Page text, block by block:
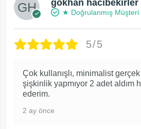
gökhan hacıbekirler
★ Doğrulanmış Müşteri
5/5
Çok kullanışlı, minimalist
şişkinlik yapmıyor 2 adet aldım
ederim.
2 ay önce